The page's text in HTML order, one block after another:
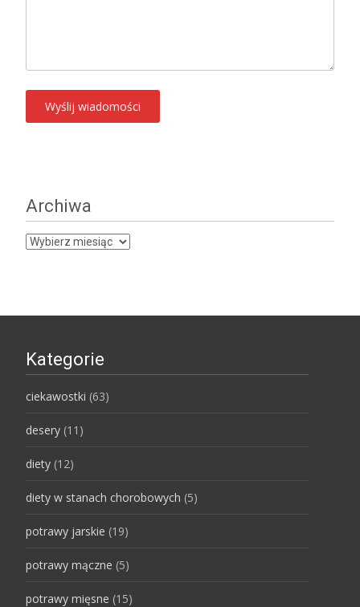
Archiwa
Archiwa
Kategorie
ciekawostki (63)
desery (11)
diety (12)
diety w stanach chorobowych (5)
potrawy jarskie (19)
potrawy mączne (5)
potrawy mięsne (15)